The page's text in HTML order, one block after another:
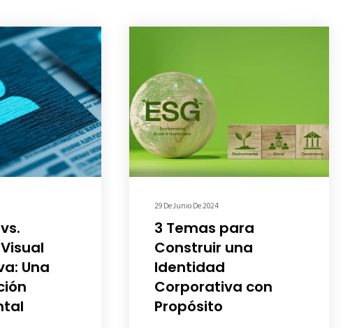
Una
29 De Junio De 2024
3 Temas para
Construir una
Identidad
Corporativa con
Propósito